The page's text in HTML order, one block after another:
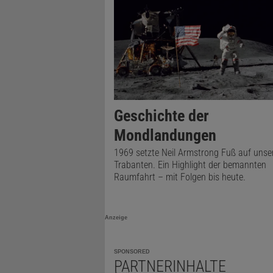
Diesen
Geschichte der
Mondlandungen
1969 setzte Neil Armstrong Fuß auf
Trabanten. Ein Highlight der bemannten
Raumfahrt – mit Folgen bis heute.
Anzeige
SPONSORED
PARTNERINHALTE